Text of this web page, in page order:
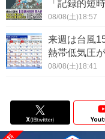
「記録的短
08/08(土)18:57
来週は台風
熱帯低気圧
08/08(土)18:41